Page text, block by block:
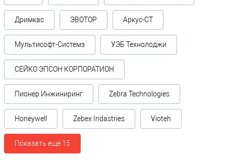
Дримкас ЭВОТОР Аркус-СТ
Мультисофт-Системз УЭБ Технолоджи
СЕЙКО ЭПСОН КОРПОРАТИОН
Пионер Инжиниринг Zebra Technologies
Honeywell Zebex Indastries Vioteh
Показать ещё 15